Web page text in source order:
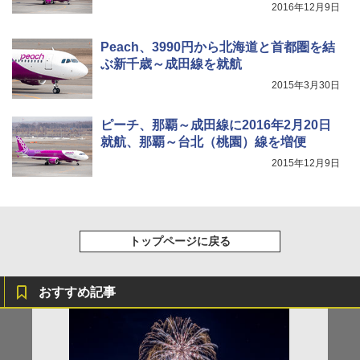
2016年12月9日
Peach、3990円から北海道と首都圏を結
ぶ新千歳～成田線を就航
2015年3月30日
ピーチ、那覇～成田線に2016年2月20日
就航、那覇～台北（桃園）線を増便
2015年12月9日
トップページに戻る
おすすめ記事